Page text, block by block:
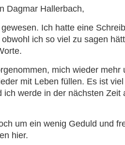
Dagmar Hallerbach,
Ich hatte eine
ich so viel zu sagen
mich wieder mehr
mit Leben füllen. Es ist
ich werde in der nächsten Zeit
um ein wenig Geduld und
hier.